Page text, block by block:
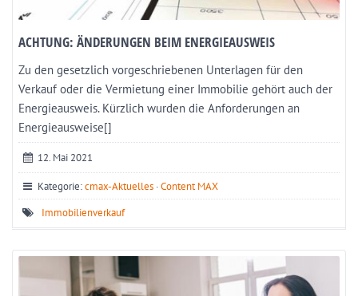
ACHTUNG: ÄNDERUNGEN BEIM ENERGIEAUSWEIS
Zu den gesetzlich vorgeschriebenen Unterlagen für den
Verkauf oder die Vermietung einer Immobilie gehört auch der
Energieausweis. Kürzlich wurden die Anforderungen an
Energieausweise[]
12. Mai 2021
Kategorie:cmax-Aktuelles ·Content MAX
Immobilienverkauf